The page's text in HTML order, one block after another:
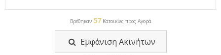
Βρέθηκαν 57Κατοικίες προς Αγορά
Εμφάνιση Ακινήτων